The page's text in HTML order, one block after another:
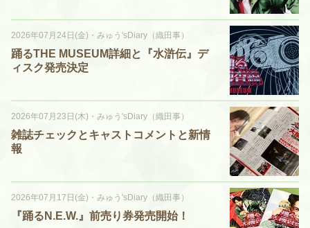
2026年07月24日(金) ・ みゅう'sDiary（織田事）
踊るTHE MUSEUM詳細と『水滸伝』デ
ィスク発売決定
2026年07月23日(木) ・ みゅう'sDiary（織田事）
雑誌チェックとキャストコメントと新情
報
2026年07月17日(金) ・ みゅう'sDiary（織田事）
『踊るN.E.W.』前売り券発売開始！